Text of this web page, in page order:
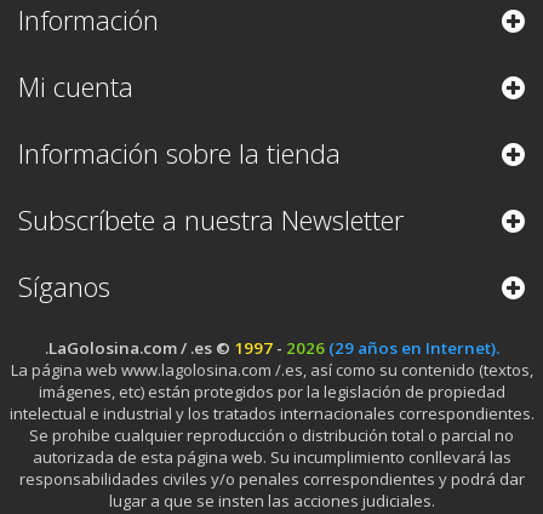
Información
Mi cuenta
Información sobre la tienda
Subscríbete a nuestra Newsletter
Síganos
.LaGolosina.com / .es © 1997- 2026 (29 años en Internet).
La página web www.lagolosina.com /.es, así como su contenido (textos,
imágenes, etc) están protegidos por la legislación de propiedad
intelectual e industrial y los tratados internacionales correspondientes.
Se prohibe cualquier reproducción o distribución total o parcial no
autorizada de esta página web. Su incumplimiento conllevará las
responsabilidades civiles y/o penales correspondientes y podrá dar
lugar a que se insten las acciones judiciales.